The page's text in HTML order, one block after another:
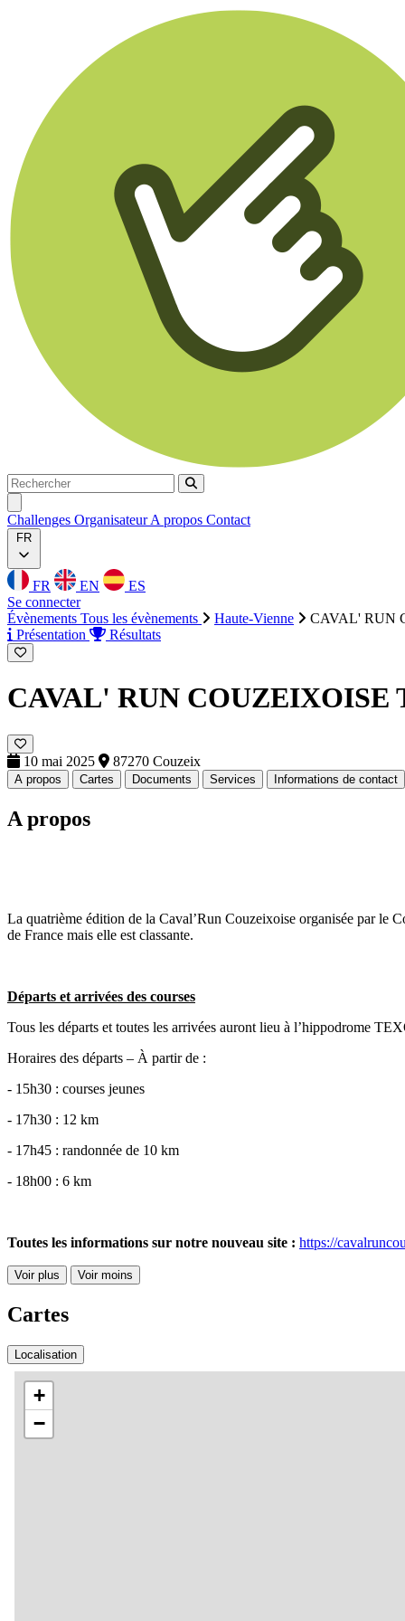
Rechercher
Rechercher
Challenges OrganisateurA propos Contact
FR
FR EN
ES
Se connecter
Évènements Tous les évènements Haute-Vienne
CAVAL' RUN
Présentation
Résultats
CAVAL' RUN COUZEIXOISE
10 mai 2025 87270 Couzeix
A propos Cartes Documents Services Informations de contact
A propos
La quatrième édition de la Caval’Run Couzeixoise organisée par le
de France mais elle est classante.
Départs et arrivées des courses
Tous les départs et toutes les arrivées auront lieu à l’hippodrome
Horaires des départs – À partir de :
- 15h30 : courses jeunes
- 17h30 : 12 km
- 17h45 : randonnée de 10 km
- 18h00 : 6 km
Toutes les informations sur notre nouveau site : https://
Voir plus Voir moins
Cartes
Localisation